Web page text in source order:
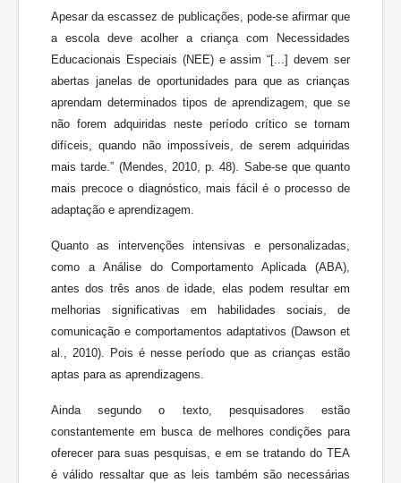
Apesar da escassez de publicações, pode-se afirmar que
a escola deve acolher a criança com Necessidades
Educacionais Especiais (NEE) e assim “[...] devem ser
abertas janelas de oportunidades para que as crianças
aprendam determinados tipos de aprendizagem, que se
não forem adquiridas neste período crítico se tornam
difíceis, quando não impossíveis, de serem adquiridas
mais tarde.” (Mendes, 2010, p. 48). Sabe-se que quanto
mais precoce o diagnóstico, mais fácil é o processo de
adaptação e aprendizagem.
Quanto as intervenções intensivas e personalizadas,
como a Análise do Comportamento Aplicada (ABA),
antes dos três anos de idade, elas podem resultar em
melhorias significativas em habilidades sociais, de
comunicação e comportamentos adaptativos (Dawson et
al., 2010). Pois é nesse período que as crianças estão
aptas para as aprendizagens.
Ainda segundo o texto, pesquisadores estão
constantemente em busca de melhores condições para
oferecer para suas pesquisas, e em se tratando do TEA
é válido ressaltar que as leis também são necessárias